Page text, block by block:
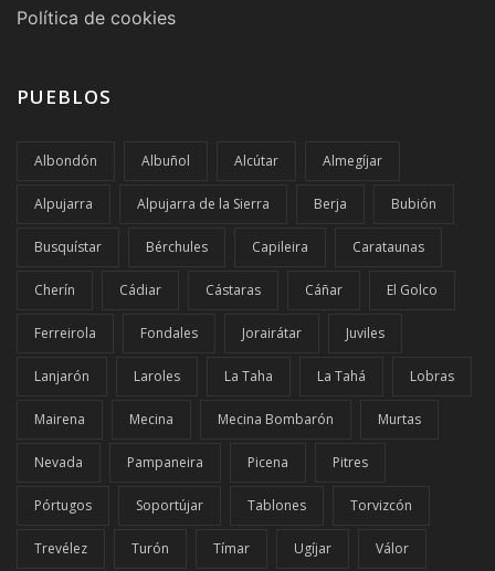
Política de cookies
PUEBLOS
Albondón Albuñol Alcútar Almegíjar
Alpujarra Alpujarra de la Sierra Berja Bubión
Busquístar Bérchules Capileira Carataunas
Cherín Cádiar Cástaras Cáñar El Golco
Ferreirola Fondales Jorairátar Juviles
Lanjarón Laroles La Taha La Tahá Lobras
Mairena Mecina Mecina Bombarón Murtas
Nevada Pampaneira Picena Pitres
Pórtugos Soportújar Tablones Torvizcón
Trevélez Turón Tímar Ugíjar Válor